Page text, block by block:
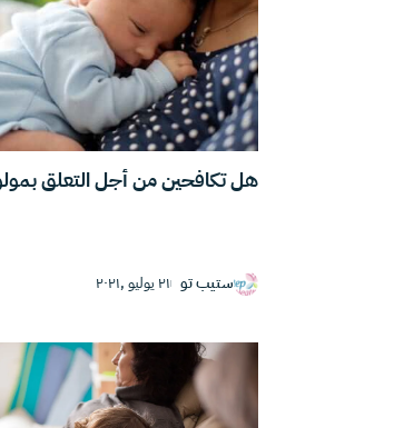
هل تكافحين من أجل التعلق
ستيب تو ٢١ يوليو ,٢٠٢١